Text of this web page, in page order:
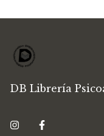
DB Librería